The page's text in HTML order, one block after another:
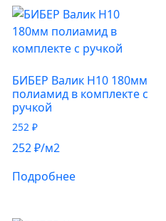
БИБЕР Валик Н10 180мм
полиамид в комплекте с
ручкой
252₽
252₽/м2
Подробнее